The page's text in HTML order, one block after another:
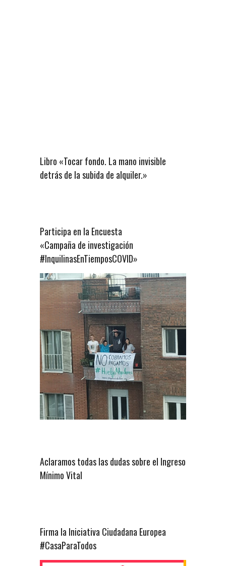
Libro «Tocar fondo. La mano invisible
detrás de la subida de alquiler.»
Participa en la Encuesta
«Campaña de investigación
#InquilinasEnTiemposCOVID»
Aclaramos todas las dudas sobre el Ingreso
Mínimo Vital
Firma la Iniciativa Ciudadana Europea
#CasaParaTodos